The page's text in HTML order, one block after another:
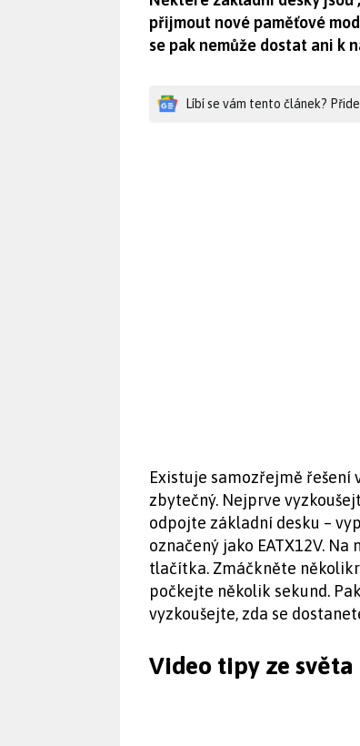
přijmout nové paměťové
se pak nemůže dostat ani k
Líbí se vám tento článek?
Existuje samozřejmě řešení
zbytečný. Nejprve
odpojte základní desku –
označený jako EATX12V.
tlačítka. Zmáčkněte
počkejte několik sekund.
vyzkoušejte, zda se
Video tipy ze